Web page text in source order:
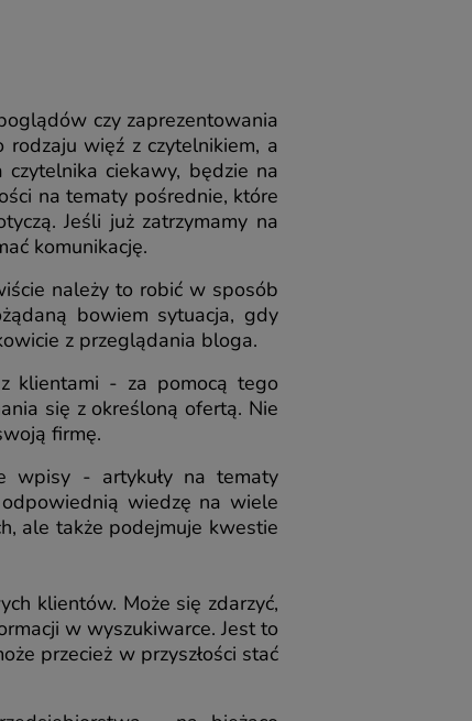
czy zaprezentowania
więź z czytelnikiem, a
ciekawy, będzie na
na tematy pośrednie, które
Jeśli już zatrzymamy na
komunikację.
należy to robić w sposób
bowiem sytuacja, gdy
z przeglądania bloga.
klientami - za pomocą tego
się z określoną ofertą. Nie
firmę.
wpisy - artykuły na tematy
wiedzę na wiele
ale także podejmuje kwestie
klientów. Może się zdarzyć,
w wyszukiwarce. Jest to
przecież w przyszłości stać